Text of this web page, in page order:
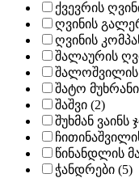
ქვევრის
ღვინის
ღვინის
შალაურის
შალოშვილის
შატო
შაშვი (2)
შუხმან ვაინს
წინანდლის
ჭანდრები (5)